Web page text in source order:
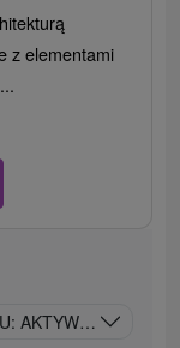
z elementami
AKTYWNY